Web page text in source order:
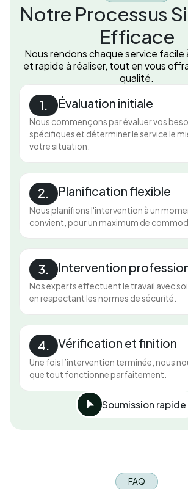
Notre Processus
Efficace
Nous rendons chaque service facile
et rapide à réaliser, tout en vous
qualité.
1. Évaluation initiale
Nous commençons par évaluer vos
spécifiques et déterminer le service le
votre situation.
2. Planification flexible
Nous planifions l'intervention à un
convient, pour un maximum de
3. Intervention
Nos experts effectuent le travail avec
en respectant les normes de sécurité.
4. Vérification et finition
Une fois l’intervention terminée, nous
que tout fonctionne parfaitement.
Soumission rapide
FAQ